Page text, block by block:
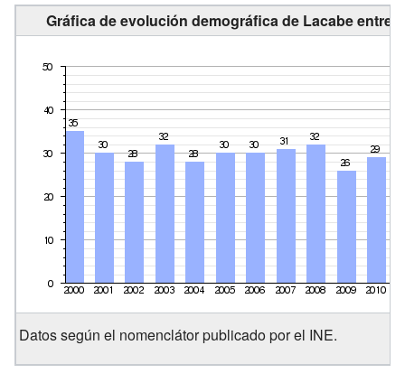
Gráfica de evolución demográfica de Lacabe entre
Datos según el nomenclátor publicado por el INE.